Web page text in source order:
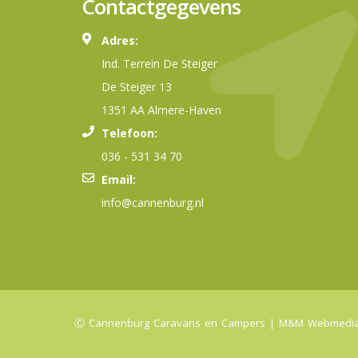
Contactgegevens
Adres:
Ind. Terrein De Steiger
De Steiger 13
1351 AA Almere-Haven
Telefoon:
036 - 531 34 70
Email:
info@cannenburg.nl
Ⓒ Cannenburg Caravans en Campers | M&M